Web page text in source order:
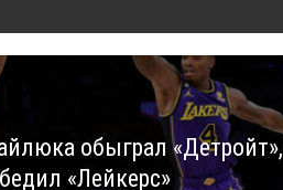
обыграл «Детройт»,
«Лейкерс»